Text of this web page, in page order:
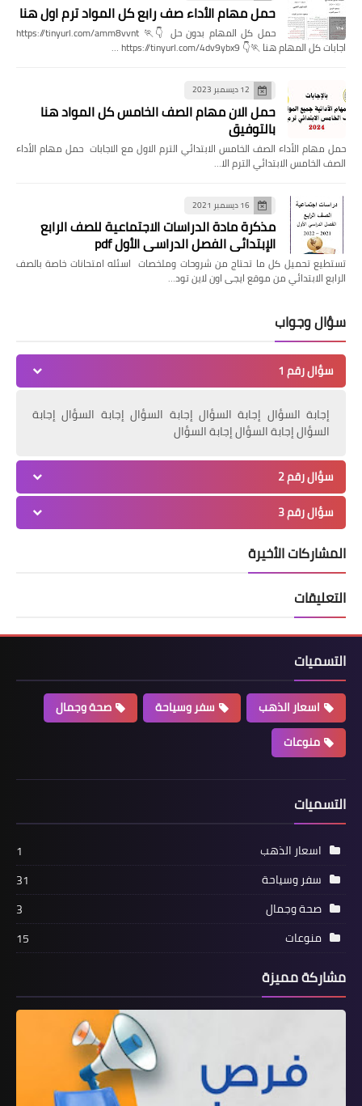
حمل مهام الأداء صف رابع كل المواد ترم اول هنا
حمل كل المهام بدون حل 👇🏃 https://tinyurl.com/amm8vvnt
اجابات كل المهام هنا 🏃👇 https://tinyurl.com/4dv9ybx9 …
12 ديسمبر 2023
حمل الان مهام الصف الخامس كل المواد هنا
بالتوفيق
حمل مهام الأداء الصف الخامس الابتدائي الترم الاول مع الاجابات حمل مهام الأداء
الصف الخامس الابتدائي الترم الا…
16 ديسمبر 2021
مذكرة مادة الدراسات الاجتماعية للصف الرابع
الإبتدائي الفصل الدراسي الأول pdf
تستطيع تحميل كل ما تحتاج من شروحات وملخصات اسئله امتحانات خاصة بالصف
الرابع الابتدائي من موقع ايجى اون لاين تود…
سؤال وجواب
سؤال رقم 1
إجابة السؤال إجابة السؤال إجابة السؤال إجابة السؤال إجابة
السؤال إجابة السؤال إجابة السؤال
سؤال رقم 2
سؤال رقم 3
المشاركات الأخيرة
التعليقات
التسميات
اسعار الذهب سفر وسياحة
صحة وجمال
منوعات
التسميات
اسعار الذهب
1
سفر وسياحة
31
صحة وجمال
3
منوعات
15
مشاركة مميزة